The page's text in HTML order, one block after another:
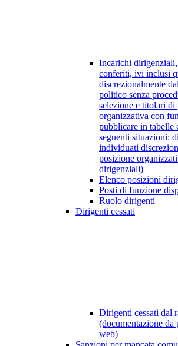
Incarichi
conferiti, ivi inclusi
discrezionalmente
politico senza
selezione e titolari di
organizzativa con
pubblicare in tabelle
seguenti situazioni:
individuati
posizione
dirigenziali)
Elenco posizioni
Posti di funzione
Ruolo dirigenti
Dirigenti cessati
Dirigenti cessati dal
(documentazione da
web)